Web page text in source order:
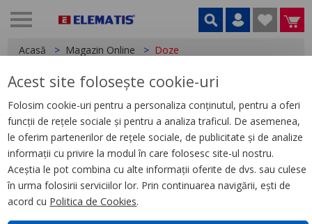
Acasă Magazin Online Doze
Aparataj ultraterminal
Sigurante automate
Cofrete modulare
Doze
Doze de aparat
Acest site folosește cookie-uri
Folosim cookie-uri pentru a personaliza conținutul, pentru a oferi
funcții de rețele sociale și pentru a analiza traficul. De asemenea,
le oferim partenerilor de rețele sociale, de publicitate și de analize
informații cu privire la modul în care folosesc site-ul nostru.
Aceștia le pot combina cu alte informații oferite de dvs. sau culese
în urma folosirii serviciilor lor. Prin continuarea navigării, ești de
acord cu Politica de Cookies.